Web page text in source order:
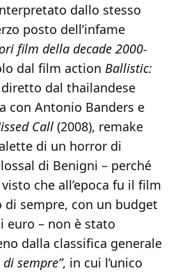
dallo stesso
posto dell’infame
film della decade 2000-
dal film action Ballistic:
dal thailandese
con Antonio Banders e
Call (2008), remake
di un horror di
di Benigni – perché
che all’epoca fu il film
sempre, con un budget
euro – non è stato
dalla classifica generale
sempre”, in cui l’unico